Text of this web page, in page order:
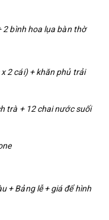
bình hoa lụa bàn thờ
2 cái) + khăn phủ trải
trà + 12 chai nước suối
+ Bảng lễ + giá để hình